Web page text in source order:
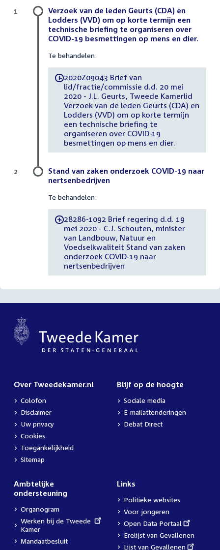
Verzoek van de leden Geurts (CDA) en
Lodders (VVD) om op korte termijn een
technische briefing te organiseren over
COVID-19 besmettingen op mens en dier.
Te behandelen:
-2020Z09043 Brief van
lid/fractie/commissie d.d. 20 mei
2020 - J.L. Geurts, Tweede Kamerlid
Verzoek van de leden Geurts (CDA) en
Lodders (VVD) om op korte termijn
een technische briefing te
organiseren over COVID-19
besmettingen op mens en dier.
1
Stand van zaken onderzoek COVID-19 naar
nertsenbedrijven
Te behandelen:
-28286-1092 Brief regering d.d. 19
mei 2020 - C.J. Schouten, minister
van Landbouw, Natuur en
Voedselkwaliteit Stand van zaken
onderzoek COVID-19 naar
nertsenbedrijven
2
Over Tweedekamer.nl
Colofon
Disclaimer
Uw privacy
Cookies
Toegankelijkheid
Sitemap
Blijf op de hoogte
Sociale media
E-mailattenderingen
Debat Direct
Ambtelijke
ondersteuning
Organogram
External
link:
Werken bij de Tweede
Kamer
Mandaatbesluit
Links
Politieke websites
Voor jongeren
External
link:
Open Data Portaal
Erelijst van Gevallenen
External
Lijst van Gevallenen